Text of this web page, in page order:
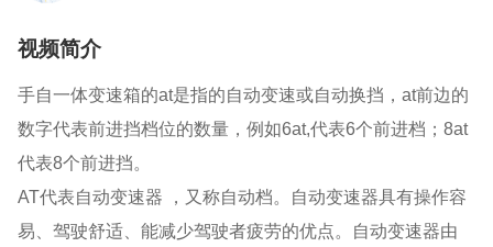
视频简介
手自一体变速箱的at是指的自动变速或自动换挡，at前边的
数字代表前进挡档位的数量，例如6at,代表6个前进档；8at
代表8个前进挡。
AT代表自动变速器 ，又称自动档。自动变速器具有操作容
易、驾驶舒适、能减少驾驶者疲劳的优点。自动变速器由